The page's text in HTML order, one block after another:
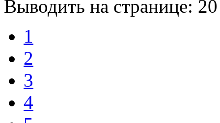
Выводить на странице: 20
1
2
3
4